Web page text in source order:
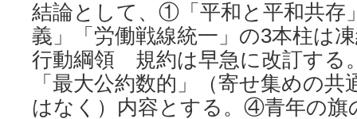
結論として、①「平和と平和共存
義」「労働戦線統一」の3本柱
行動綱領 規約は早急に改訂する
「最大公約数的」（寄せ集めの
はなく）内容とする。④青年の旗